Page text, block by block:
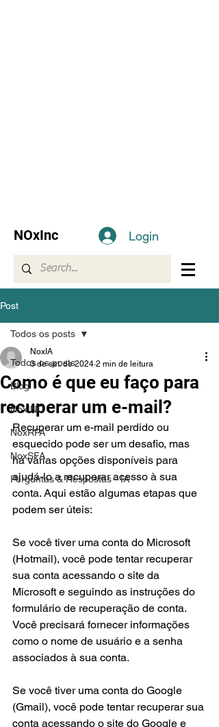
NOxInc Login
Post
Todos os posts
Blog
NoxINC
NoxRPA
NoxSFA
Perguntas & Respostas - IA
Todos os posts
Como é que eu faço para
recuperar um e-mail?
NoxIA
3 de set. de 2024 2 min de leitura
Recuperar um e-mail perdido ou
esquecido pode ser um desafio, mas
há várias opções disponíveis para
ajudá-lo a recuperar acesso à sua
conta. Aqui estão algumas etapas que
podem ser úteis:
Se você tiver uma conta do Microsoft
(Hotmail), você pode tentar recuperar
sua conta acessando o site da
Microsoft e seguindo as instruções do
formulário de recuperação de conta.
Você precisará fornecer informações
como o nome de usuário e a senha
associados à sua conta.
Se você tiver uma conta do Google
(Gmail), você pode tentar recuperar sua
conta acessando o site do Google e